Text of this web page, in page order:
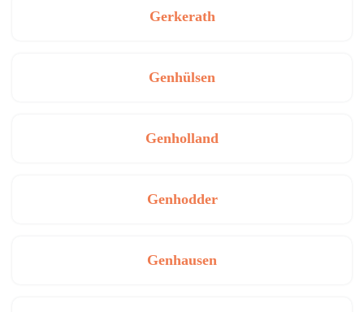
Gerkerath
Genhülsen
Genholland
Genhodder
Genhausen